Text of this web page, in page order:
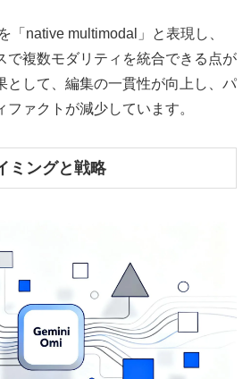
「native multimodal」と表現し、
で複数モダリティを統合できる点が
として、編集の一貫性が向上し、パ
ァクトが減少しています。
ミングと戦略